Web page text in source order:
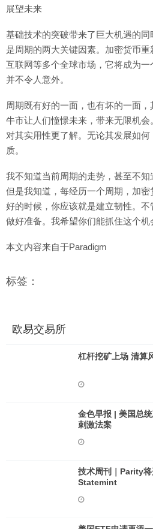
展望未来
基础技术的突破带来了巨大机遇的
是周期的两大关键因素。加密货币
互联网等多个全球市场，它将成为
并不令人意外。
周期既有好的一面，也有坏的一面
牛市让人们憧憬未来，带来无限机
对其实用性更了解。无论其发展如
质。
我不知道当前周期的走势，甚至不知
但是我知道，每经历一个周期，加
好的时候，你应该就是建立韧性。
做好准备。我希望你们能抓住这个机
本文内容来自于Paradigm
标签：
欧易交易所
杠杆挖矿上场 清算
金色早报 | 美国总
刺激法案
技术周刊｜Parity
Statemint